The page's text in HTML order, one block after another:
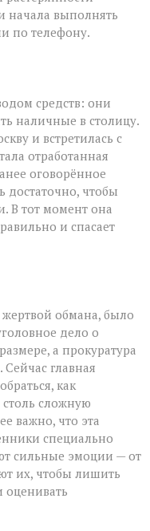
начала выполнять
по телефону.
средств: они
наличные в столицу.
и встретилась с
отработанная
оговорённое
достаточно, чтобы
В тот момент она
и спасает
обмана, было
дело о
а прокуратура
Сейчас главная
как
сложную
важно, что эта
специально
сильные эмоции — от
их, чтобы лишить
оценивать